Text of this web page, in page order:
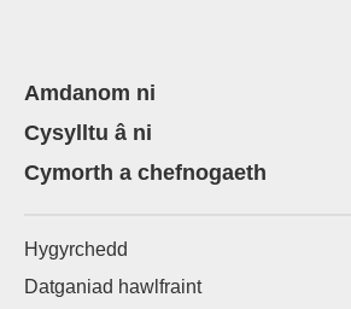
Amdanom ni
Cysylltu â ni
Cymorth a chefnogaeth
Hygyrchedd
Datganiad hawlfraint